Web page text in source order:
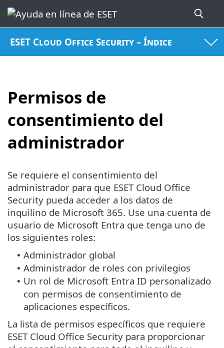
ESET Cloud Office Security – Índice
Permisos de
consentimiento del
administrador
Se requiere el consentimiento del
administrador para que ESET Cloud Office
Security pueda acceder a los datos de
inquilino de Microsoft 365. Use una cuenta de
usuario de Microsoft Entra que tenga uno de
los siguientes roles:
• Administrador global
• Administrador de roles con privilegios
• Un rol de Microsoft Entra ID personalizado
con permisos de consentimiento de
aplicaciones específicos.
La lista de permisos específicos que requiere
ESET Cloud Office Security para proporcionar